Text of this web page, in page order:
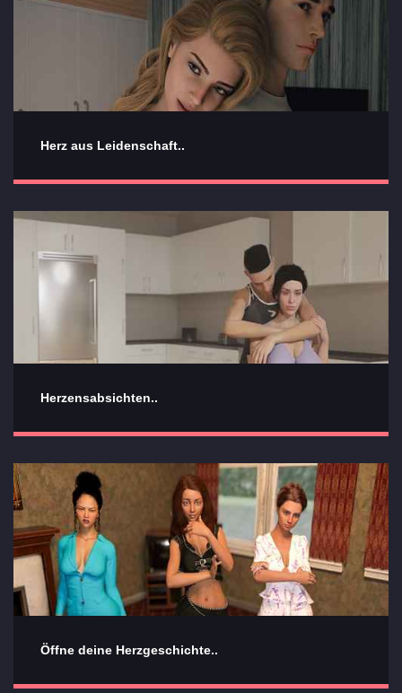
Herz aus Leidenschaft..
Herzensabsichten..
Öffne deine Herzgeschichte..